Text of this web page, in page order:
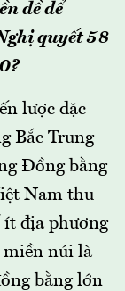
đề để
quyết 58
lược đặc
Bắc Trung
Đồng bằng
Nam thu
ít địa phương
miền núi là
bằng lớn